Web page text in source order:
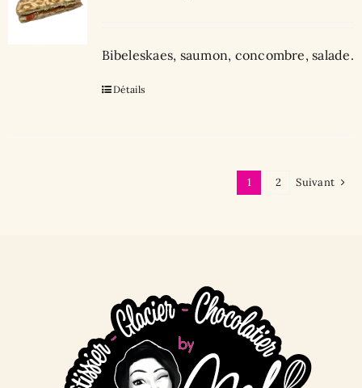
Bibeleskaes, saumon, concombre, salade.
Détails
1 2 Suivant